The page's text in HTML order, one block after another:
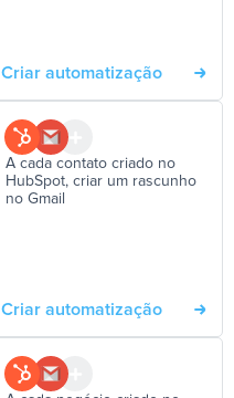
Criar automatização
A cada contato criado no
HubSpot, criar um rascunho
no Gmail
Criar automatização